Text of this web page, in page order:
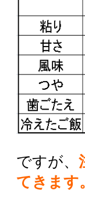
ですが、
てきます